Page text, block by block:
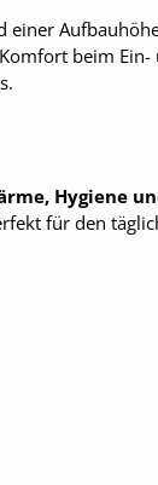
beim
Hygiene
für den